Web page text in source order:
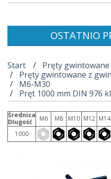
OSTATNIO
Start
Pręty gwintowane
Pręty gwintowane z
M6-M30
Pręt 1000 mm DIN 976
Średnica
Długość
M6 M8 M10 M12 M14
1000